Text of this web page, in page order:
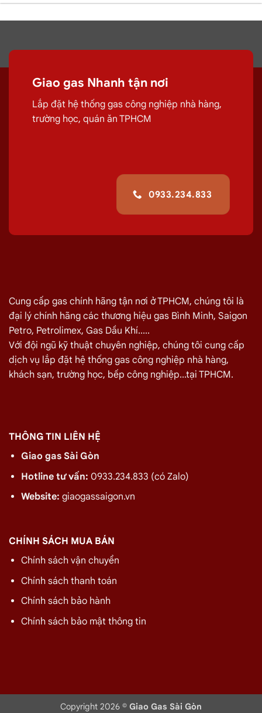
Giao gas Nhanh tận nơi
Lắp đặt hệ thống gas công nghiệp nhà hàng,
trường học, quán ăn TPHCM
0933.234.833
Cung cấp gas chính hãng tận nơi ở TPHCM, chúng tôi là
đại lý chính hãng các thương hiệu gas Bình Minh, Saigon
Petro, Petrolimex, Gas Dầu Khí.....
Với đội ngũ kỹ thuật chuyên nghiệp, chúng tôi cung cấp
dịch vụ lắp đặt hệ thống gas công nghiệp nhà hàng,
khách sạn, trường học, bếp công nghiệp...tại TPHCM.
THÔNG TIN LIÊN HỆ
Giao gas Sài Gòn
Hotline tư vấn: 0933.234.833 (có Zalo)
Website: giaogassaigon.vn
CHÍNH SÁCH MUA BÁN
Chính sách vận chuyển
Chính sách thanh toán
Chính sách bảo hành
Chính sách bảo mật thông tin
Copyright 2026 © Giao Gas Sài Gòn